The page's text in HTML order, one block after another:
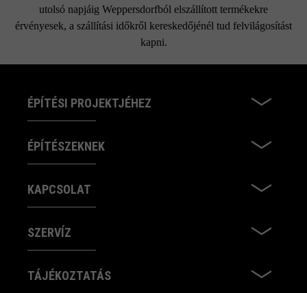
utolsó napjáig Weppersdorfból elszállított termékekre
érvényesek, a szállítási időkről kereskedőjénél tud felvilágosítást
kapni.
ÉPÍTÉSI PROJEKTJÉHEZ
ÉPÍTÉSZEKNEK
KAPCSOLAT
SZERVÍZ
TÁJÉKOZTATÁS